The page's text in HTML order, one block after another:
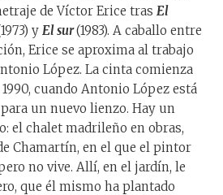
de Víctor Erice tras El
y El sur(1983). A caballo entre
Erice se aproxima al trabajo
López. La cinta comienza
cuando Antonio López está
un nuevo lienzo. Hay un
el chalet madrileño en obras,
Chamartín, en el que el pintor
no vive. Allí, en el jardín, le
que él mismo ha plantado